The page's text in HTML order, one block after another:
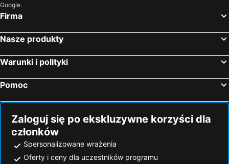
Google.
Firma
Nasze produkty
Warunki i polityki
Pomoc
Zaloguj się po ekskluzywne korzyści dla
członków
Spersonalizowane wrażenia
Oferty i ceny dla uczestników programu